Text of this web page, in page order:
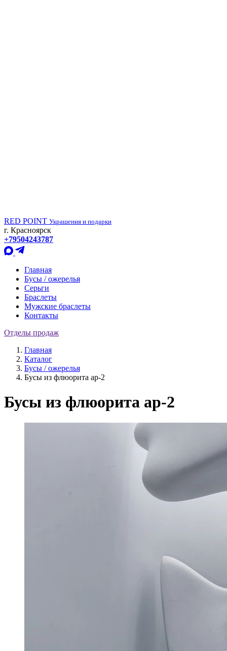
RED POINT Украшения и подарки
г. Красноярск
+79504243787
Главная
Бусы / ожерелья
Серьги
Браслеты
Мужские браслеты
Контакты
Отделы продаж
Главная
Каталог
Бусы / ожерелья
Бусы из флюорита ар-2
Бусы из флюорита ар-2